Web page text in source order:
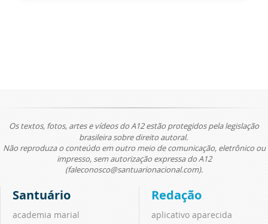
Os textos, fotos, artes e vídeos do A12 estão protegidos pela legislação
brasileira sobre direito autoral.
Não reproduza o conteúdo em outro meio de comunicação, eletrônico ou
impresso, sem autorização expressa do A12
(faleconosco@santuarionacional.com).
Santuário
academia marial
Redação
aplicativo aparecida